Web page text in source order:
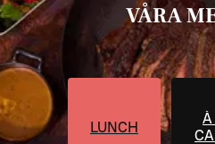
VÅRA
LUNCH
À